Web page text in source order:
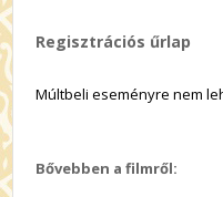
Regisztrációs űrlap
Múltbeli eseményre nem
Bővebben a filmről: